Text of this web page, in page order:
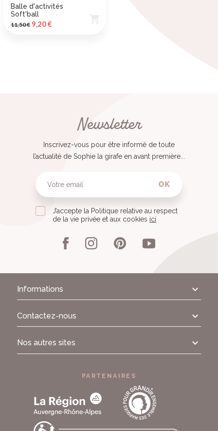
Balle d'activités
Soft'ball
Prix de base
11,50 € Prix
9,20 €
Newsletter
Inscrivez-vous pour être informé de toute
l’actualité de Sophie la girafe en avant première...
OK
J’accepte la Politique relative au respect
de la vie privée et aux cookies ici
Informations
Nos autres sites
Contactez-nous
PARTENAIRES